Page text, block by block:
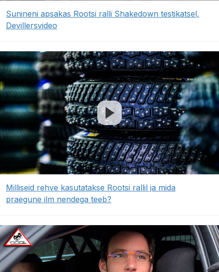
Sunineni apsakas Rootsi ralli Shakedown testikatsel,
Devillersvideo
Milliseid rehve kasutatakse Rootsi rallil ja mida
praegune ilm nendega teeb?